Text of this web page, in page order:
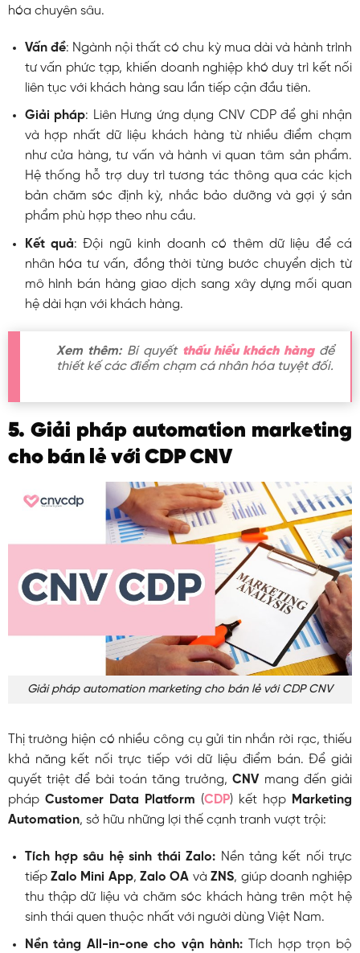
hóa chuyên sâu.
Vấn đề: Ngành nội thất có chu kỳ mua dài và hành trình
tư vấn phức tạp, khiến doanh nghiệp khó duy trì kết nối
liên tục với khách hàng sau lần tiếp cận đầu tiên.
Giải pháp: Liên Hưng ứng dụng CNV CDP để ghi nhận
và hợp nhất dữ liệu khách hàng từ nhiều điểm chạm
như cửa hàng, tư vấn và hành vi quan tâm sản phẩm.
Hệ thống hỗ trợ duy trì tương tác thông qua các kịch
bản chăm sóc định kỳ, nhắc bảo dưỡng và gợi ý sản
phẩm phù hợp theo nhu cầu.
Kết quả: Đội ngũ kinh doanh có thêm dữ liệu để cá
nhân hóa tư vấn, đồng thời từng bước chuyển dịch từ
mô hình bán hàng giao dịch sang xây dựng mối quan
hệ dài hạn với khách hàng.
Xem thêm:Bí quyết thấu hiểu khách hàngđể
thiết kế các điểm chạm cá nhân hóa tuyệt đối.
5. Giải pháp automation marketing
cho bán lẻ với CDP CNV
Giải pháp automation marketing cho bán lẻ với CDP CNV
Thị trường hiện có nhiều công cụ gửi tin nhắn rời rạc, thiếu
khả năng kết nối trực tiếp với dữ liệu điểm bán. Để giải
quyết triệt để bài toán tăng trưởng,CNV mang đến giải
pháp Customer Data Platform (CDP) kết hợp Marketing
Automation, sở hữu những lợi thế cạnh tranh vượt trội:
Tích hợp sâu hệ sinh thái Zalo: Nền tảng kết nối trực
tiếp Zalo Mini App,Zalo OA và ZNS, giúp doanh nghiệp
thu thập dữ liệu và chăm sóc khách hàng trên một hệ
sinh thái quen thuộc nhất với người dùng Việt Nam.
Nền tảng All-in-one cho vận hành:Tích hợp trọn bộ